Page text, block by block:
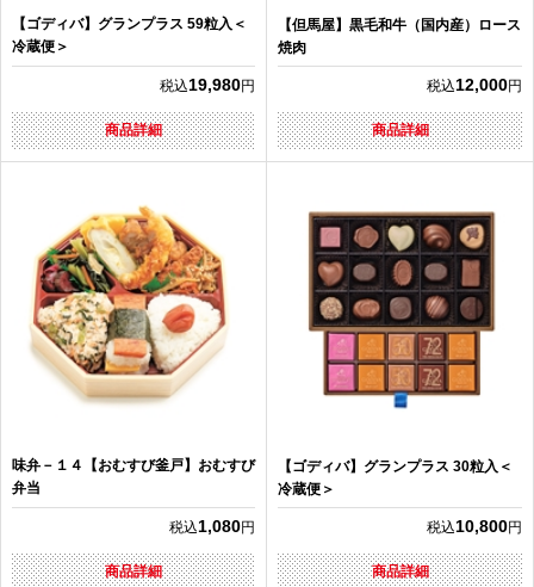
【ゴディバ】グランプラス 59粒入＜
冷蔵便＞
税込19,980円
商品詳細
【但馬屋】黒毛和牛（国内産）ロース
焼肉
税込12,000円
商品詳細
味弁－１４【おむすび釜戸】おむすび
弁当
税込1,080円
商品詳細
【ゴディバ】グランプラス 30粒入＜
冷蔵便＞
税込10,800円
商品詳細